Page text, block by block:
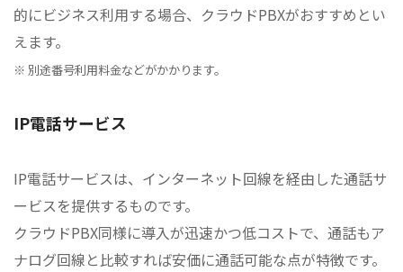
的にビジネス利用する場合、クラウドPBXがおすすめとい
えます。
※ 別途番号利用料金などがかかります。
IP電話サービス
IP電話サービスは、インターネット回線を経由した通話サ
ービスを提供するものです。
クラウドPBX同様に導入が迅速かつ低コストで、通話もア
ナログ回線と比較すれば安価に通話可能な点が特徴です。